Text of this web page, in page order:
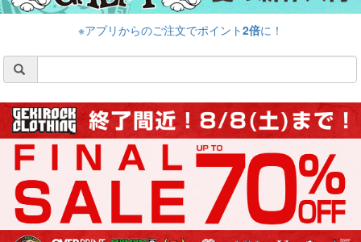
※アプリからのご注文でポイント2倍に！